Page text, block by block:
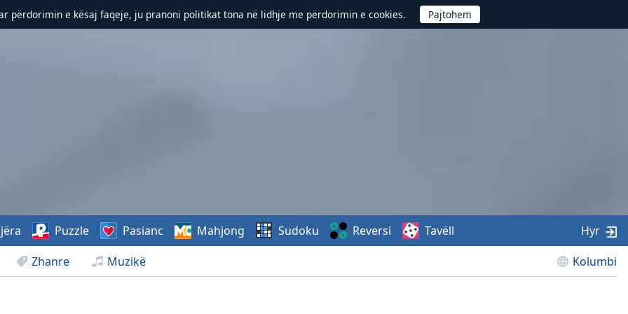
përdorimin e kësaj faqeje, ju pranoni politikat tona në lidhje me përdorimin e cookies.
Zhanre Muzikë Kolumbi
Puzzle Pasianc Mahjong Sudoku Reversi Tavëll Hyr